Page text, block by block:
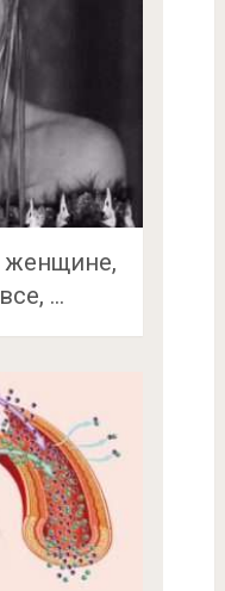
женщине,
…